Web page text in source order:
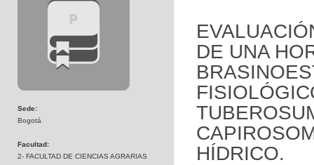
Sede:
Bogotá
Facultad:
2- FACULTAD DE CIENCIAS AGRARIAS
DE UNA
HÍDRICO.